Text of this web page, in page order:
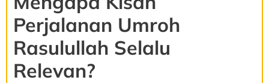
Perjalanan Umroh
Rasulullah Selalu
Relevan?